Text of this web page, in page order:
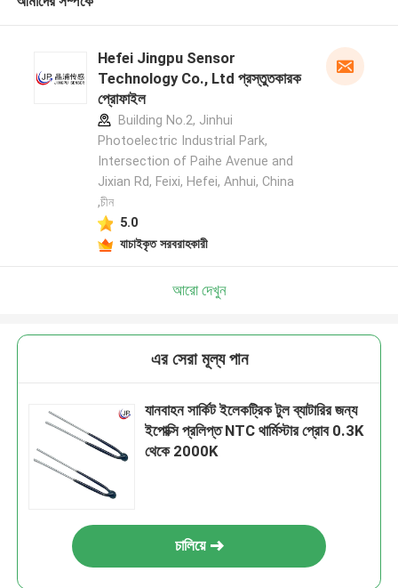
Hefei Jingpu Sensor
Technology Co., Ltd প্রস্তুতকারক
প্রোফাইল
Building No.2, Jinhui
Photoelectric Industrial Park,
Intersection of Paihe Avenue and
Jixian Rd, Feixi, Hefei, Anhui, China
,চীন
5.0
যাচাইকৃত সরবরাহকারী
আরো দেখুন
এর সেরা মূল্য পান
যানবাহন সার্কিট ইলেকট্রিক টুল ব্যাটারির জন্য
ইপোক্সি প্রলিপ্ত NTC থার্মিস্টার প্রোব 0.3K
থেকে 2000K
চালিয়ে